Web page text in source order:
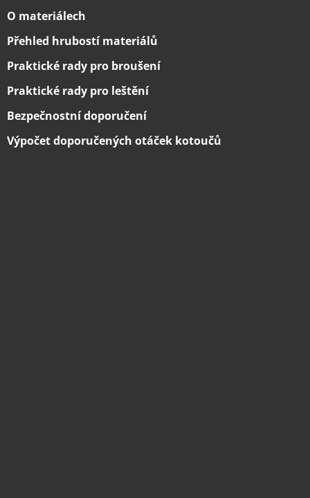
O materiálech
Přehled hrubostí materiálů
Praktické rady pro broušení
Praktické rady pro leštění
Bezpečnostní doporučení
Výpočet doporučených otáček kotoučů